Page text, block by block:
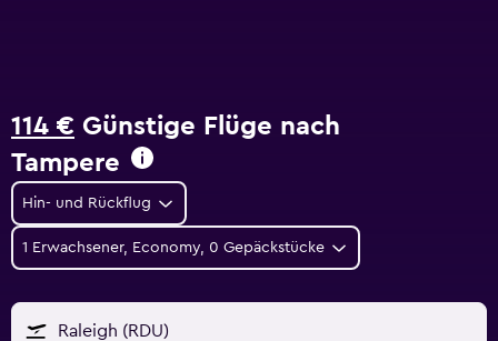
114 € Günstige Flüge nach
Tampere
Hin- und Rückflug
1 Erwachsener, Economy, 0 Gepäckstücke
Raleigh (RDU)